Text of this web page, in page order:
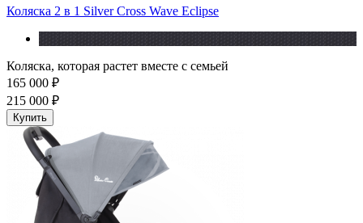
Коляска 2 в 1 Silver Cross Wave Eclipse
Коляска, которая растет вместе с семьей
165 000 ₽
215 000 ₽
Купить